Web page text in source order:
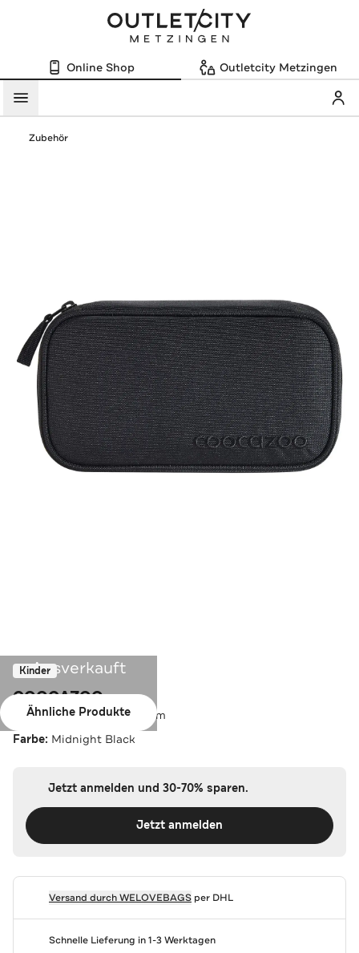
Online Shop Outletcity Metzingen
Menü
Zubehör
Ausverkauft
Ähnliche Produkte
Kinder
COOCAZOO
Schlampermäppchen 24 cm
Farbe: Midnight Black
Jetzt anmelden und 30-70% sparen.
Jetzt anmelden
Versand durchWELOVEBAGSper DHL
Schnelle Lieferung in 1-3 Werktagen